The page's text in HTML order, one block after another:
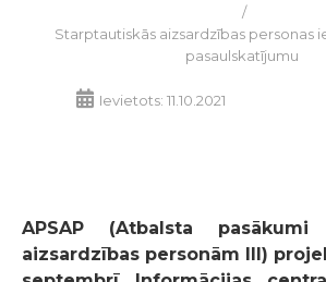
/
Starptautiskās aizsardzības personas
pasaulskatījumu
Ievietots: 11.10.2021
APSAP (Atbalsta pasākumi
aizsardzības personām III)